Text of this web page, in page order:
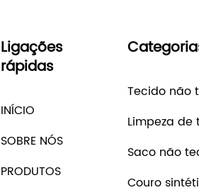
Ligações
rápidas
INÍCIO
SOBRE NÓS
PRODUTOS
Tecido não
Limpeza
Saco não
Couro